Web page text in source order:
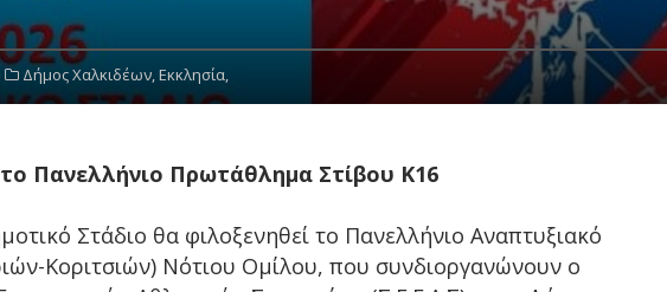
Δήμος Χαλκιδέων,Εκκλησία,
Πανελλήνιο Πρωτάθλημα Στίβου Κ16
Στάδιο θα φιλοξενηθεί το Πανελλήνιο Αναπτυξιακό
Κοριτσιών) Νότιου Ομίλου, που συνδιοργανώνουν ο